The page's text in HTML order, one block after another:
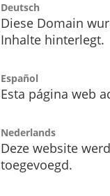
Deutsch
Diese Domain
Inhalte hinterlegt.
Español
Esta página web
Nederlands
Deze website
toegevoegd.